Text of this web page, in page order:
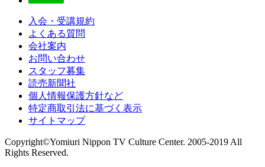
入会・受講規約
よくある質問
会社案内
お問い合わせ
スタッフ募集
読売新聞社
個人情報保護方針など
特定商取引法に基づく表示
サイトマップ
Copyright©Yomiuri Nippon TV Culture Center. 2005-2019 All
Rights Reserved.